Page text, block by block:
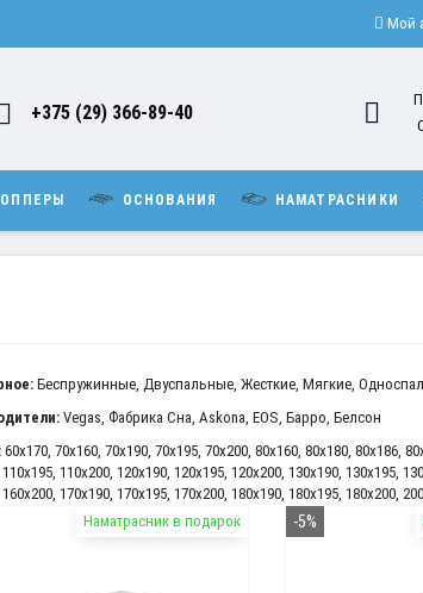
Мой
+375 (29) 366-89-40
ОСНОВАНИЯ НАМАТРАСНИКИ
Беспружинные, Двуспальные, Жесткие, Мягкие,
Vegas, Фабрика Сна, Askona, EOS, Барро, Белсон
60x170, 70x160, 70x190, 70x195, 70x200, 80x160, 80x180, 80x186,
110x195, 110x200, 120x190, 120x195, 120x200, 130x190, 130x195,
160x200, 170x190, 170x195, 170x200, 180x190, 180x195, 180x200,
Наматрасник в подарок
-5%